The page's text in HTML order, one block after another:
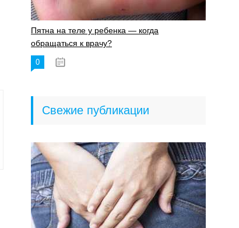
Пятна на теле у ребенка — когда
обращаться к врачу?
0
Свежие публикации